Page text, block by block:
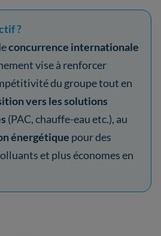
?
concurrence internationale
vise à renforcer
du groupe tout en
vers les solutions
(PAC, chauffe-eau etc.), au
énergétique pour des
et plus économes en